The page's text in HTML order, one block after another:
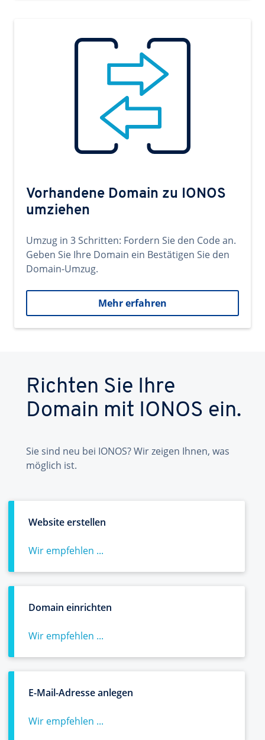
Vorhandene Domain zu IONOS
umziehen
Umzug in 3 Schritten: Fordern Sie den Code an.
Geben Sie Ihre Domain ein Bestätigen Sie den
Domain-Umzug.
Mehr erfahren
Richten Sie Ihre
Domain mit IONOS ein.
Sie sind neu bei IONOS? Wir zeigen Ihnen, was
möglich ist.
Website erstellen
Wir empfehlen ...
Domain einrichten
Wir empfehlen ...
E-Mail-Adresse anlegen
Wir empfehlen ...